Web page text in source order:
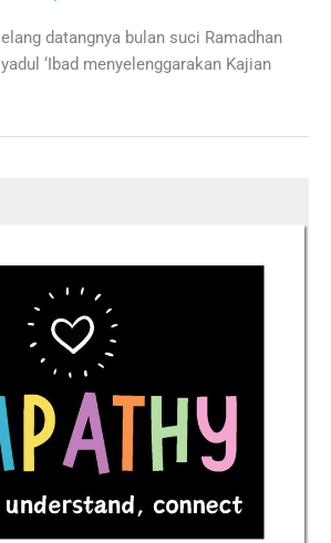
datangnya bulan suci Ramadhan
‘Ibad menyelenggarakan Kajian